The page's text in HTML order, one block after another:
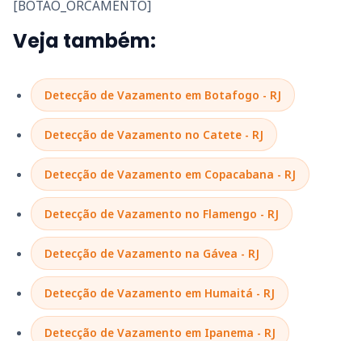
[BOTAO_ORCAMENTO]
Veja também:
Detecção de Vazamento em Botafogo - RJ
Detecção de Vazamento no Catete - RJ
Detecção de Vazamento em Copacabana - RJ
Detecção de Vazamento no Flamengo - RJ
Detecção de Vazamento na Gávea - RJ
Detecção de Vazamento em Humaitá - RJ
Detecção de Vazamento em Ipanema - RJ